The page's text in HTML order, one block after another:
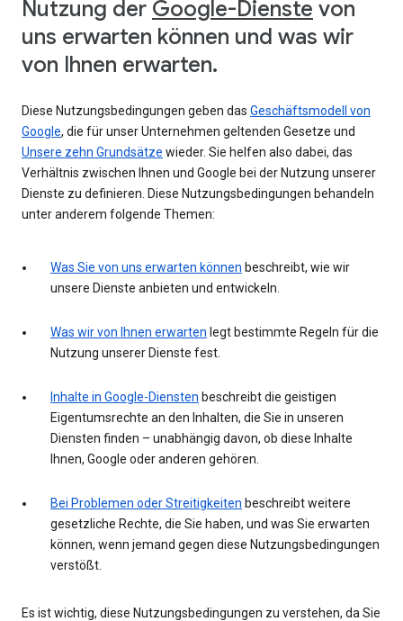
Nutzung der Google-Dienste von
uns erwarten können und was wir
von Ihnen erwarten.
Diese Nutzungsbedingungen geben das Geschäftsmodell von
Google, die für unser Unternehmen geltenden Gesetze und
Unsere zehn Grundsätze wieder. Sie helfen also dabei, das
Verhältnis zwischen Ihnen und Google bei der Nutzung unserer
Dienste zu definieren. Diese Nutzungsbedingungen behandeln
unter anderem folgende Themen:
Was Sie von uns erwarten können beschreibt, wie wir
unsere Dienste anbieten und entwickeln.
Was wir von Ihnen erwarten legt bestimmte Regeln für die
Nutzung unserer Dienste fest.
Inhalte in Google-Diensten beschreibt die geistigen
Eigentumsrechte an den Inhalten, die Sie in unseren
Diensten finden – unabhängig davon, ob diese Inhalte
Ihnen, Google oder anderen gehören.
Bei Problemen oder Streitigkeiten beschreibt weitere
gesetzliche Rechte, die Sie haben, und was Sie erwarten
können, wenn jemand gegen diese Nutzungsbedingungen
verstößt.
Es ist wichtig, diese Nutzungsbedingungen zu verstehen, da Sie